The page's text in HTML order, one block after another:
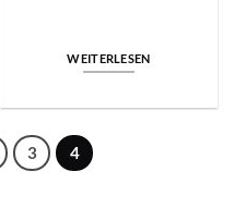
WEITERLESEN
3 4